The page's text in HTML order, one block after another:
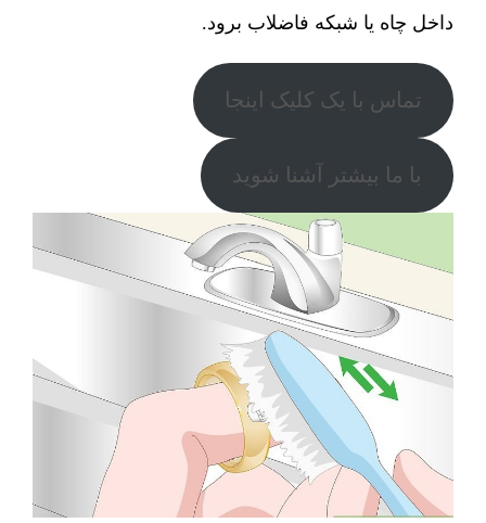
داخل چاه یا شبکه فاضلاب برود.
تماس با یک کلیک اینجا
با ما بیشتر آشنا شوید